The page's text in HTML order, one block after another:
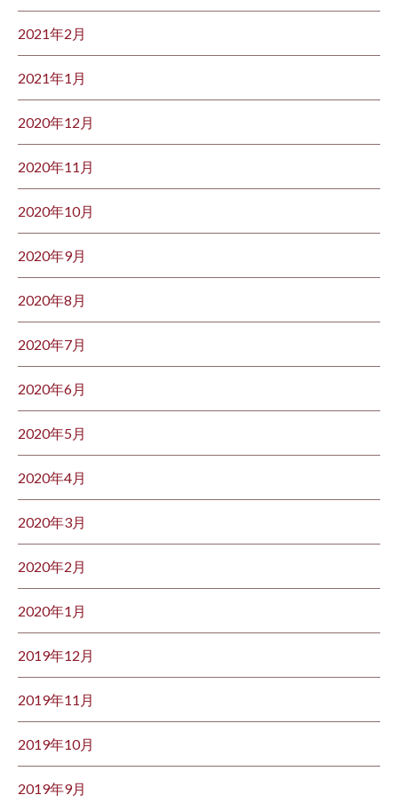
2021年2月
2021年1月
2020年12月
2020年11月
2020年10月
2020年9月
2020年8月
2020年7月
2020年6月
2020年5月
2020年4月
2020年3月
2020年2月
2020年1月
2019年12月
2019年11月
2019年10月
2019年9月